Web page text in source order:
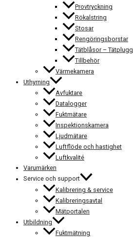
Provtryckning
Rökalstring
Stosar
Rengöringsborstar
Tätblåsor – Tätplugg
Tillbehör
Värmekamera
Uthyrning
Avfuktare
Datalogger
Fuktmätare
Inspektionskamera
Ljudmätare
Luftflöde och hastighet
Luftkvalité
Varumärken
Service och support
Kalibrering & service
Kalibreringsavtal
Mätportalen
Utbildning
Fuktmätning